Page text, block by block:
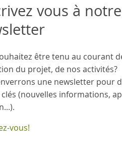
vous à notre
être tenu au courant
du projet, de nos activités?
une newsletter pour
(nouvelles informations,
vous!